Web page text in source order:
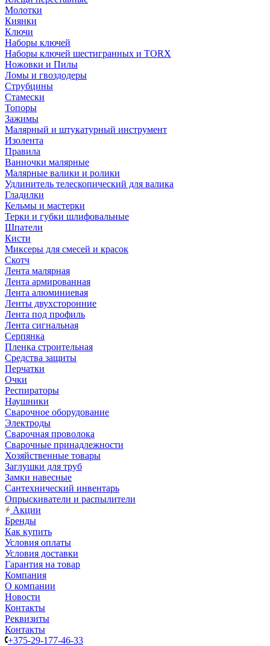
Молотки
Киянки
Ключи
Наборы ключей
Наборы ключей шестигранных и TORX
Ножовки и Пилы
Ломы и гвоздодеры
Струбцины
Стамески
Топоры
Зажимы
Малярный и штукатурный инструмент
Изолента
Правила
Ванночки малярные
Малярные валики и ролики
Удлинитель телескопический для валика
Гладилки
Кельмы и мастерки
Терки и губки шлифовальные
Шпатели
Кисти
Миксеры для смесей и красок
Скотч
Лента малярная
Лента армированная
Лента алюминиевая
Ленты двухсторонние
Лента под профиль
Лента сигнальная
Серпянка
Пленка строительная
Средства защиты
Перчатки
Очки
Респираторы
Наушники
Сварочное оборудование
Электроды
Сварочная проволока
Сварочные принадлежности
Хозяйственные товары
Заглушки для труб
Замки навесные
Сантехнический инвентарь
Опрыскиватели и распылители
Акции
Бренды
Как купить
Условия оплаты
Условия доставки
Гарантия на товар
Компания
О компании
Новости
Контакты
Реквизиты
Контакты
+375-29-177-46-33